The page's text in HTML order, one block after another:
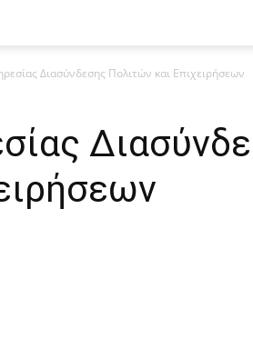
Διασύνδεσης Πολιτών και Επιχειρήσεων